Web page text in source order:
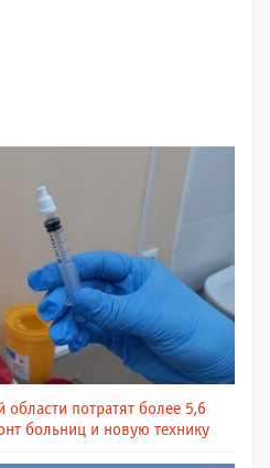
области потратят более 5,6
больниц и новую технику